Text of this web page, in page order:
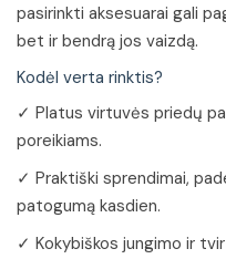
pasirinkti aksesuarai gali
bet ir bendrą jos vaizdą.
Kodėl verta rinktis?
✓ Platus virtuvės priedų
poreikiams.
✓ Praktiški sprendimai,
patogumą kasdien.
✓ Kokybiškos jungimo ir